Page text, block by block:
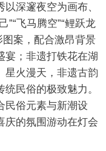
深邃夜空为画布、
”“飞马腾空”“鲤跃龙
图案，配合激昂背景
宴；非遗打铁花在湖
星火漫天，非遗古韵
民俗的极致魅力。
民俗元素与新潮设
庆的氛围游动在灯会